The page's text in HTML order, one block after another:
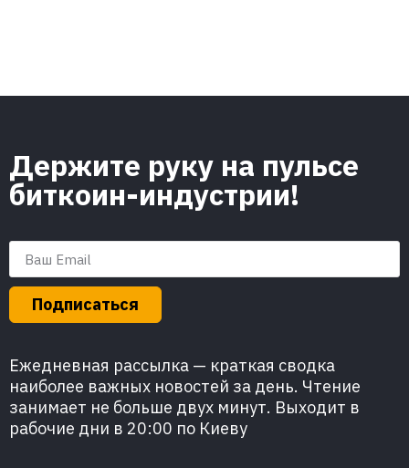
Держите руку на пульсе
биткоин-индустрии!
Подписаться
Ежедневная рассылка — краткая сводка
наиболее важных новостей за день. Чтение
занимает не больше двух минут. Выходит в
рабочие дни в 20:00 по Киеву